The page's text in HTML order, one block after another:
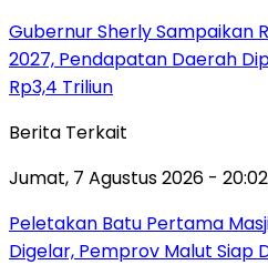
Gubernur Sherly Sampaikan
2027, Pendapatan Daerah
Rp3,4 Triliun
Berita Terkait
Jumat, 7 Agustus 2026 -
Peletakan Batu Pertama
Digelar, Pemprov Malut Siap